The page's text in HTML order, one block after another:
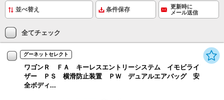
条件保存
更新時に
メール送信
全てチェック
グーネットセレクト
ワゴンＲ ＦＡ キーレスエントリーシステム イモビライ
ザー ＰＳ 横滑防止装置 ＰＷ デュアルエアバッグ 安
全ボディ...